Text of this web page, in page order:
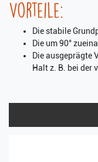
Vorteile:
Die stabile
Die um 90°
Die ausgeprägte
Halt z. B. bei der